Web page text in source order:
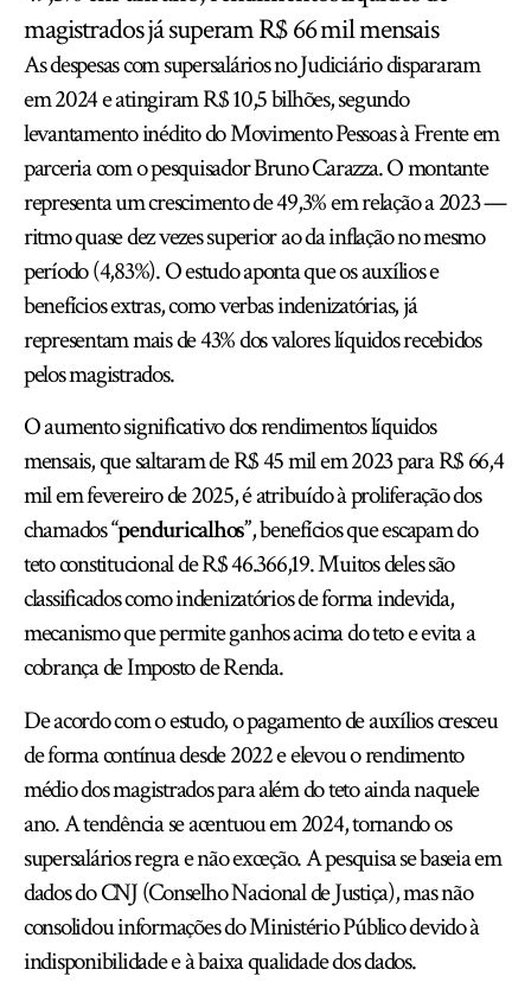
magistrados já superam R$ 66 mil mensais
As despesas com supersalários no Judiciário dispararam
em 2024 e atingiram R$ 10,5 bilhões, segundo
levantamento inédito do Movimento Pessoas à Frente em
parceria com o pesquisador Bruno Carazza. O montante
representa um crescimento de 49,3% em relação a 2023 —
ritmo quase dez vezes superior ao da inflação no mesmo
período (4,83%). O estudo aponta que os auxílios e
benefícios extras, como verbas indenizatórias, já
representam mais de 43% dos valores líquidos recebidos
pelos magistrados.
O aumento significativo dos rendimentos líquidos
mensais, que saltaram de R$ 45 mil em 2023 para R$ 66,4
mil em fevereiro de 2025, é atribuído à proliferação dos
chamados“penduricalhos”, benefícios que escapam do
teto constitucional de R$ 46.366,19. Muitos deles são
classificados como indenizatórios de forma indevida,
mecanismo que permite ganhos acima do teto e evita a
cobrança de Imposto de Renda.
De acordo com o estudo, o pagamento de auxílios cresceu
de forma contínua desde 2022 e elevou o rendimento
médio dos magistrados para além do teto ainda naquele
ano. A tendência se acentuou em 2024, tornando os
supersalários regra e não exceção. A pesquisa se baseia em
dados doCNJ(Conselho Nacional de Justiça), mas não
consolidou informações do Ministério Público devido à
indisponibilidade e à baixa qualidade dos dados.